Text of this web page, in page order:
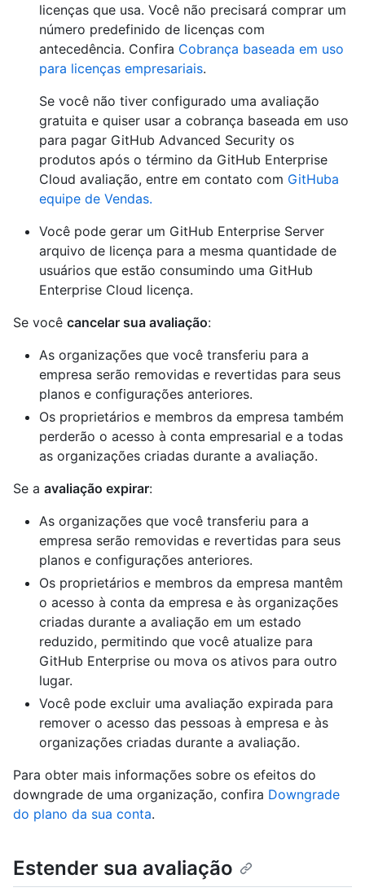
licenças que usa. Você não precisará comprar um
número predefinido de licenças com
antecedência. Confira Cobrança baseada em uso
para licenças empresariais.
Se você não tiver configurado uma avaliação
gratuita e quiser usar a cobrança baseada em uso
para pagar GitHub Advanced Security os
produtos após o término da GitHub Enterprise
Cloud avaliação, entre em contato com GitHuba
equipe de Vendas.
Você pode gerar um GitHub Enterprise Server
arquivo de licença para a mesma quantidade de
usuários que estão consumindo uma GitHub
Enterprise Cloud licença.
Se você cancelar sua avaliação:
As organizações que você transferiu para a
empresa serão removidas e revertidas para seus
planos e configurações anteriores.
Os proprietários e membros da empresa também
perderão o acesso à conta empresarial e a todas
as organizações criadas durante a avaliação.
Se a avaliação expirar:
As organizações que você transferiu para a
empresa serão removidas e revertidas para seus
planos e configurações anteriores.
Os proprietários e membros da empresa mantêm
o acesso à conta da empresa e às organizações
criadas durante a avaliação em um estado
reduzido, permitindo que você atualize para
GitHub Enterprise ou mova os ativos para outro
lugar.
Você pode excluir uma avaliação expirada para
remover o acesso das pessoas à empresa e às
organizações criadas durante a avaliação.
Para obter mais informações sobre os efeitos do
downgrade de uma organização, confira Downgrade
do plano da sua conta.
Estender sua avaliação